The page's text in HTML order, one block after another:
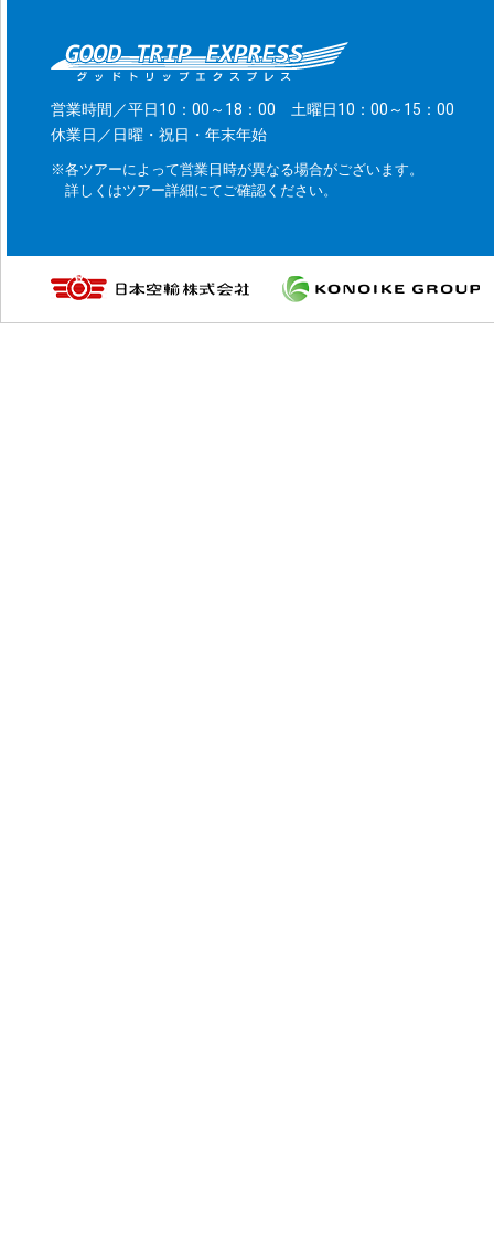
営業時間／平日10：00～18：00 土曜日10：00～15：00
休業日／日曜・祝日・年末年始
※各ツアーによって営業日時が異なる場合がございます。
詳しくはツアー詳細にてご確認ください。